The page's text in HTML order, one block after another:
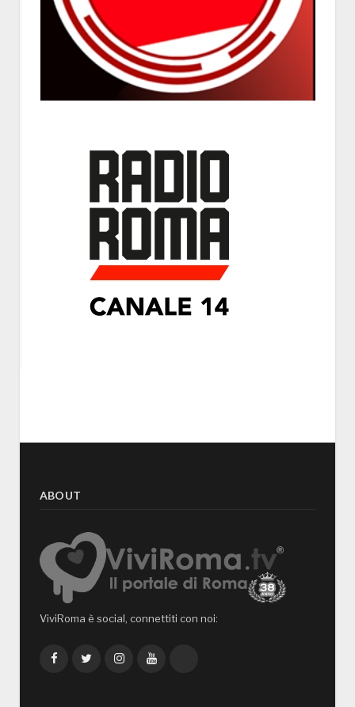
ABOUT
ViviRoma è social, connettiti con noi:
FacebookTwitterInstagramYouTube